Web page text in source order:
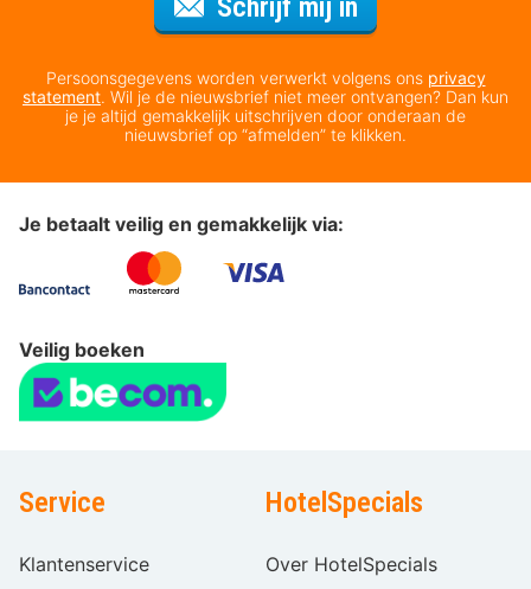
Schrijf mij in
Persoonsgegevens worden verwerkt volgens ons privacy
statement. Wil je de nieuwsbrief niet meer ontvangen? Dan kun
je je altijd gemakkelijk uitschrijven door onderaan de
nieuwsbrief op “afmelden” te klikken.
Je betaalt veilig en gemakkelijk via:
Veilig boeken
Service
Klantenservice
HotelSpecials
Over HotelSpecials